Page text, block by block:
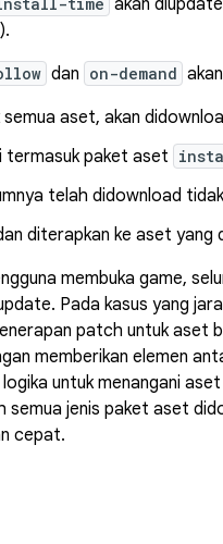
akan
dan on-demand
aset, akan
termasuk paket aset
telah didownload
diterapkan ke aset yang
membuka game,
Pada kasus yang
patch untuk aset
memberikan elemen
untuk menangani
semua jenis paket aset
cepat.